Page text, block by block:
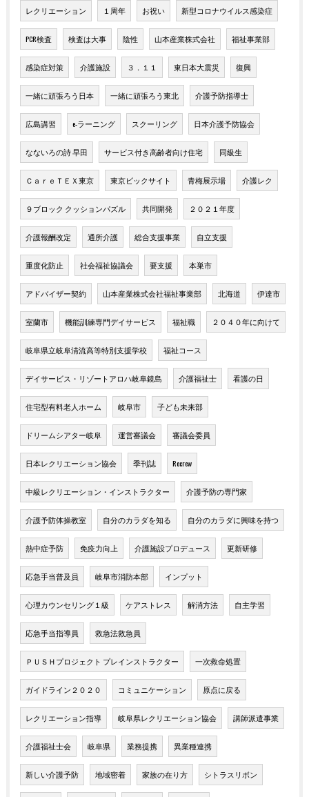
レクリエーション １周年 お祝い 新型コロナウイルス感染症
PCR検査 検査は大事 陰性 山本産業株式会社 福祉事業部
感染症対策 介護施設 ３．１１ 東日本大震災 復興
一緒に頑張ろう日本 一緒に頑張ろう東北 介護予防指導士
広島講習 e-ラーニング スクーリング 日本介護予防協会
なないろの詩 早田 サービス付き高齢者向け住宅 同級生
ＣａｒｅＴＥＸ東京 東京ビックサイト 青梅展示場 介護レク
９ブロック クッションパズル 共同開発 ２０２１年度
介護報酬改定 通所介護 総合支援事業 自立支援
重度化防止 社会福祉協議会 要支援 本巣市
アドバイザー契約 山本産業株式会社福祉事業部 北海道 伊達市
室蘭市 機能訓練専門デイサービス 福祉職 ２０４０年に向けて
岐阜県立岐阜清流高等特別支援学校 福祉コース
デイサービス・リゾートアロハ岐阜鏡島 介護福祉士 看護の日
住宅型有料老人ホーム 岐阜市 子ども未来部
ドリームシアター岐阜 運営審議会 審議会委員
日本レクリエーション協会 季刊誌 Recrew
中級レクリエーション・インストラクター 介護予防の専門家
介護予防体操教室 自分のカラダを知る 自分のカラダに興味を持つ
熱中症予防 免疫力向上 介護施設プロデュース 更新研修
応急手当普及員 岐阜市消防本部 インプット
心理カウンセリング１級 ケアストレス 解消方法 自主学習
応急手当指導員 救急法救急員
ＰＵＳＨプロジェクト プレインストラクター 一次救命処置
ガイドライン２０２０ コミュニケーション 原点に戻る
レクリエーション指導 岐阜県レクリエーション協会 講師派遣事業
介護福祉士会 岐阜県 業務提携 異業種連携
新しい介護予防 地域密着 家族の在り方 シトラスリボン